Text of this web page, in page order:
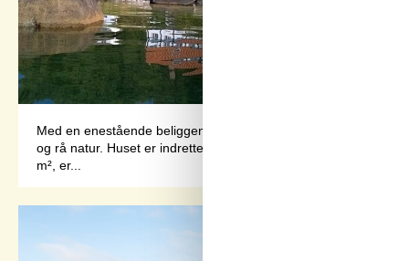
Med en enestående beliggenhed lige ved vandet samt
og rå natur. Huset er indrettet med flotte lysindfald og med
m², er...